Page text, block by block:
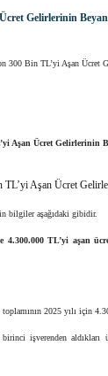
Gelirlerinin
300 Bin TL’yi Aşan Ücret
Aşan Ücret Gelirlerinin
TL’yi Aşan Ücret
bilgiler aşağıdaki gibidir.
4.300.000 TL’yi aşan
2025 yılı için
işverenden